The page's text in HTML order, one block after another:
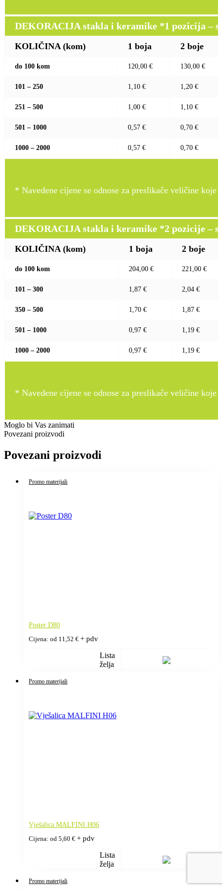
DEKORACIJA stakla i keramike *1 pozicija –
KOLIČINA (kom) 1 boja 2 boje
do 100 kom 120,00 € 130,00 €
101 – 250 1,10 € 1,20 €
251 – 500 1,00 € 1,10 €
501 – 1000 0,57 € 0,70 €
1000 – 2000 0,57 € 0,70 €
* Navedene cijene se odnose za preslikače veličine
DEKORACIJA stakla i keramike *2 pozicije –
KOLIČINA (kom) 1 boja 2 boje
do 100 kom 204,00 € 221,00 €
101 – 300 1,87 € 2,04 €
350 – 500 1,70 € 1,87 €
501 – 1000 0,97 € 1,19 €
1000 – 2000 0,97 € 1,19 €
* Navedene cijene se odnose za preslikače veličine
Moglo bi Vas zanimati
Povezani proizvodi
Povezani proizvodi
Promo materijali
Poster D80
Cijena: od 11,52 € + pdv
Lista
želja
Promo materijali
Vješalica MALFINI H06
Cijena: od 5,60 € + pdv
Lista
želja
Promo materijali